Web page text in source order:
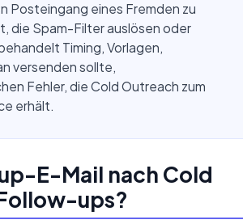
Posteingang eines Fremden zu
die Spam-Filter auslösen oder
Timing, Vorlagen,
versenden sollte,
Fehler, die Cold Outreach zum
erhält.
E-Mail nach Cold
ups?